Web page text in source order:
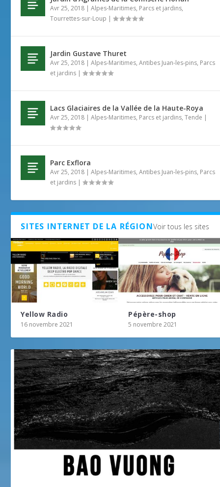
Avr 25, 2018 |Alpes-Maritimes, Parcs et jardins,
Tourrettes-sur-Loup |
Jardin Gustave Thuret
Avr 25, 2018 |Alpes-Maritimes,Antibes Juan-les-pins, Parcs
et jardins |
Lacs Glaciaires de la Vallée de la Haute-Roya
Avr 25, 2018 |Alpes-Maritimes, Parcs et jardins,Tende |
Parc Exflora
Avr 25, 2018 |Alpes-Maritimes,Antibes Juan-les-pins, Parcs
et jardins |
SITES INTERNET DE LA RÉGIONVoir tous les sites
Yellow Radio
16 novembre 2021
Pépère-shop
5 novembre 2021